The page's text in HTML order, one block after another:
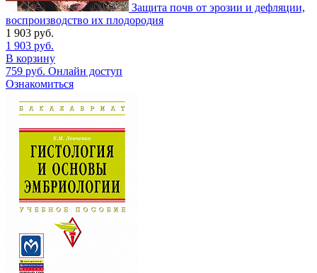
Защита почв от эрозии и дефляции,
воспроизводство их плодородия
1 903 руб.
1 903 руб.
В корзину
759 руб. Онлайн доступ
Ознакомиться